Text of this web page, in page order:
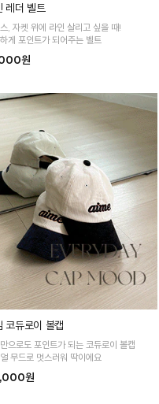
레더 벨트
, 자켓 위에 라인 살리고 싶을 때!
게 포인트가 되어주는 벨트
원
코듀로이 볼캡
으로도 포인트가 되는 코듀로이 볼캡
무드로 멋스러워 딱이에요
원